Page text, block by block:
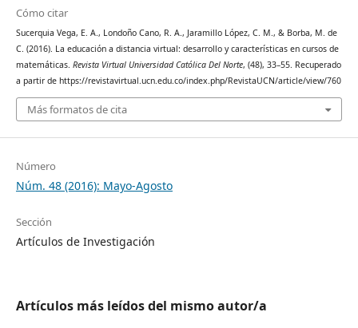
Cómo citar
Sucerquia Vega, E. A., Londoño Cano, R. A., Jaramillo López, C. M., & Borba, M. de
C. (2016). La educación a distancia virtual: desarrollo y características en cursos de
matemáticas. Revista Virtual Universidad Católica Del Norte, (48), 33–55. Recuperado
a partir de https://revistavirtual.ucn.edu.co/index.php/RevistaUCN/article/view/760
Más formatos de cita
Número
Núm. 48 (2016): Mayo-Agosto
Sección
Artículos de Investigación
Artículos más leídos del mismo autor/a